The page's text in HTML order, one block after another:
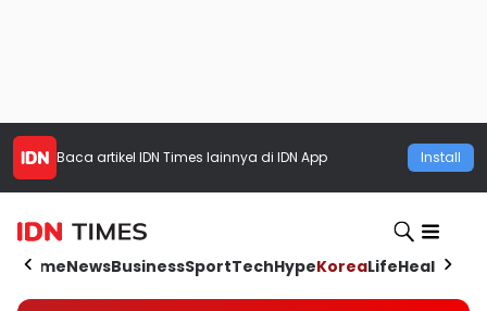
Baca artikel IDN Times lainnya di IDN App Install
HomeNewsBusinessSportTechHypeKoreaLifeHealth